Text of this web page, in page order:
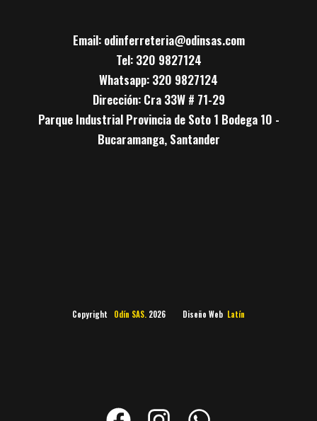
Email: odinferreteria@odinsas.com
Tel: 320 9827124
Whatsapp: 320 9827124
Dirección: Cra 33W # 71-29
Parque Industrial Provincia de Soto 1 Bodega 10 -
Bucaramanga, Santander
Copyright Odín SAS. 2026 Diseño Web Latín